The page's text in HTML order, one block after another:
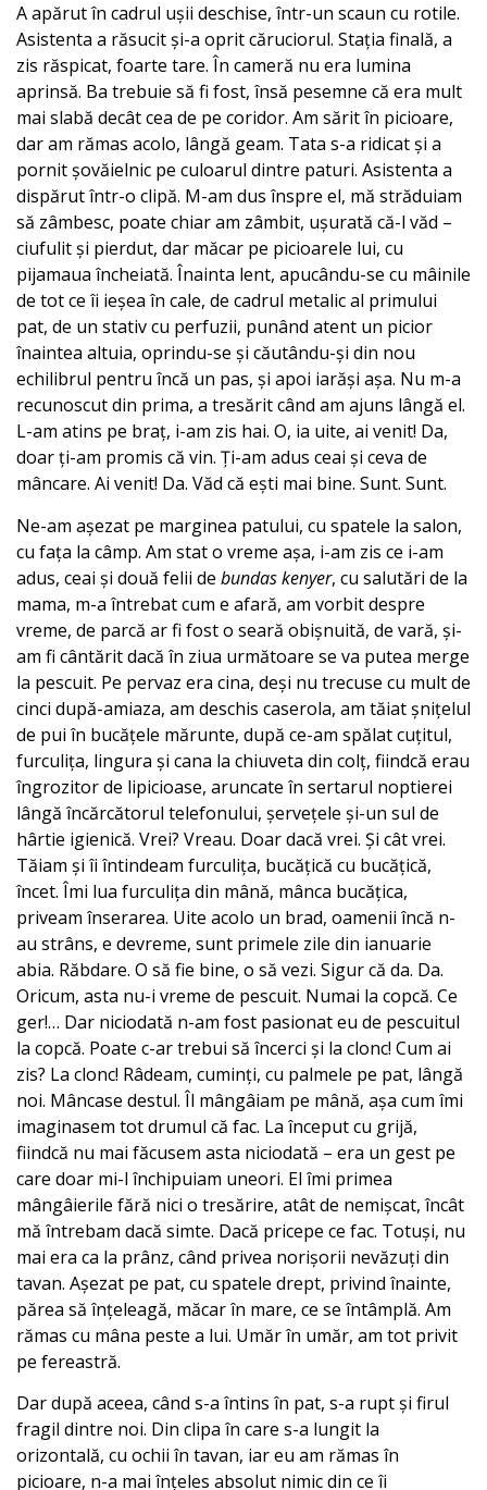
A apărut în cadrul ușii deschise, într-un scaun cu rotile.
Asistenta a răsucit și-a oprit căruciorul. Stația finală, a
zis răspicat, foarte tare. În cameră nu era lumina
aprinsă. Ba trebuie să fi fost, însă pesemne că era mult
mai slabă decât cea de pe coridor. Am sărit în picioare,
dar am rămas acolo, lângă geam. Tata s-a ridicat și a
pornit șovăielnic pe culoarul dintre paturi. Asistenta a
dispărut într-o clipă. M-am dus înspre el, mă străduiam
să zâmbesc, poate chiar am zâmbit, ușurată că-l văd –
ciufulit și pierdut, dar măcar pe picioarele lui, cu
pijamaua încheiată. Înainta lent, apucându-se cu mâinile
de tot ce îi ieșea în cale, de cadrul metalic al primului
pat, de un stativ cu perfuzii, punând atent un picior
înaintea altuia, oprindu-se și căutându-și din nou
echilibrul pentru încă un pas, și apoi iarăși așa. Nu m-a
recunoscut din prima, a tresărit când am ajuns lângă el.
L-am atins pe braț, i-am zis hai. O, ia uite, ai venit! Da,
doar ți-am promis că vin. Ți-am adus ceai și ceva de
mâncare. Ai venit! Da. Văd că ești mai bine. Sunt. Sunt.
Ne-am așezat pe marginea patului, cu spatele la salon,
cu fața la câmp. Am stat o vreme așa, i-am zis ce i-am
adus, ceai și două felii de bundas kenyer, cu salutări de la
mama, m-a întrebat cum e afară, am vorbit despre
vreme, de parcă ar fi fost o seară obișnuită, de vară, și-
am fi cântărit dacă în ziua următoare se va putea merge
la pescuit. Pe pervaz era cina, deși nu trecuse cu mult de
cinci după-amiaza, am deschis caserola, am tăiat șnițelul
de pui în bucățele mărunte, după ce-am spălat cuțitul,
furculița, lingura și cana la chiuveta din colț, fiindcă erau
îngrozitor de lipicioase, aruncate în sertarul noptierei
lângă încărcătorul telefonului, șervețele și-un sul de
hârtie igienică. Vrei? Vreau. Doar dacă vrei. Și cât vrei.
Tăiam și îi întindeam furculița, bucățică cu bucățică,
încet. Îmi lua furculița din mână, mânca bucățica,
priveam înserarea. Uite acolo un brad, oamenii încă n-
au strâns, e devreme, sunt primele zile din ianuarie
abia. Răbdare. O să fie bine, o să vezi. Sigur că da. Da.
Oricum, asta nu-i vreme de pescuit. Numai la copcă. Ce
ger!… Dar niciodată n-am fost pasionat eu de pescuitul
la copcă. Poate c-ar trebui să încerci și la clonc! Cum ai
zis? La clonc! Râdeam, cuminți, cu palmele pe pat, lângă
noi. Mâncase destul. Îl mângâiam pe mână, așa cum îmi
imaginasem tot drumul că fac. La început cu grijă,
fiindcă nu mai făcusem asta niciodată – era un gest pe
care doar mi-l închipuiam uneori. El îmi primea
mângâierile fără nici o tresărire, atât de nemișcat, încât
mă întrebam dacă simte. Dacă pricepe ce fac. Totuși, nu
mai era ca la prânz, când privea norișorii nevăzuți din
tavan. Așezat pe pat, cu spatele drept, privind înainte,
părea să înțeleagă, măcar în mare, ce se întâmplă. Am
rămas cu mâna peste a lui. Umăr în umăr, am tot privit
pe fereastră.
Dar după aceea, când s-a întins în pat, s-a rupt și firul
fragil dintre noi. Din clipa în care s-a lungit la
orizontală, cu ochii în tavan, iar eu am rămas în
picioare, n-a mai înțeles absolut nimic din ce îi